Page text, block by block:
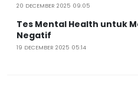
20 DECEMBER 2025 09:05
Tes Mental Health untuk
Negatif
19 DECEMBER 2025 05:14